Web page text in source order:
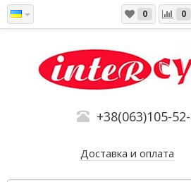
0 0
+38(063)105-
Доставка и оплата